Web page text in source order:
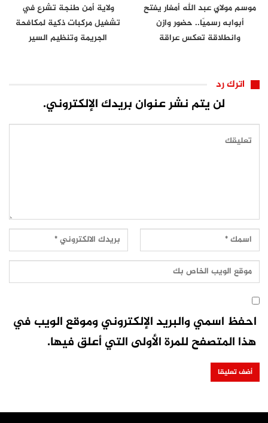
موسم مولاي عبد الله أمغار يفتح
أبوابه رسميًا.. حضور وازن
وانطلاقة تعكس عراقة
ولاية أمن طنجة تشرع في
تشغيل مركبات ذكية لمكافحة
الجريمة وتنظيم السير
اترك رد
لن يتم نشر عنوان بريدك الإلكتروني.
احفظ اسمي والبريد الإلكتروني وموقع الويب في
هذا المتصفح للمرة الأولى التي أعلق فيها.